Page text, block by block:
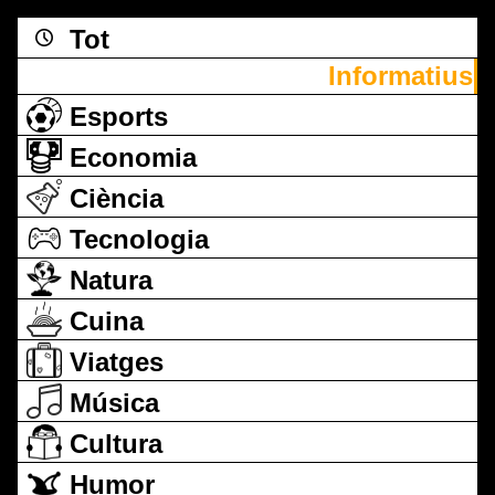
Tot
Informatius
Esports
Economia
Ciència
Tecnologia
Natura
Cuina
Viatges
Música
Cultura
Humor